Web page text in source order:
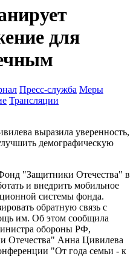
для
Пресс-служба Меры
Трансляции
выразила уверенность,
демографическую
"Защитники Отечества" в
и внедрить мобильное
системы фонда.
обратную связь с
им. Об этом сообщила
обороны РФ,
Отечества" Анна Цивилева
"От года семьи - к